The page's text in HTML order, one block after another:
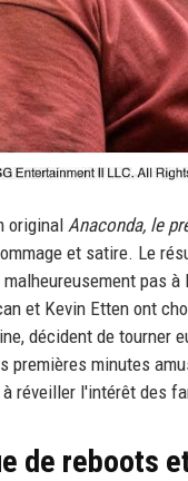
original Anaconda, le
et satire. Le
pas
et Kevin Etten ont
décident de tourner
minutes
réveiller l'intérêt des
de reboots